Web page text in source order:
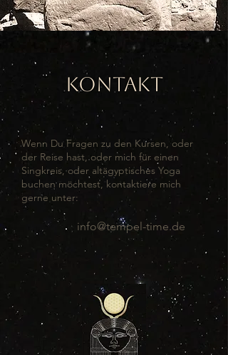
Kontakt
Wenn Du Fragen zu den Kursen, oder
der Reise hast, oder mich für einen
Singkreis, oder altägyptisches Yoga
buchen möchtest, kontaktiere mich
gerne unter:
info@tempel-time.de